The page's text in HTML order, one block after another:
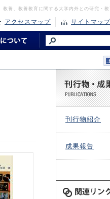
教養、教養教育に関する大学内外との研究・
アクセスマップ サイトマップ
刊行物紹介
成果報告